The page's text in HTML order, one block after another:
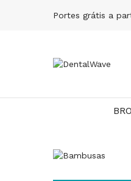
Portes grátis a